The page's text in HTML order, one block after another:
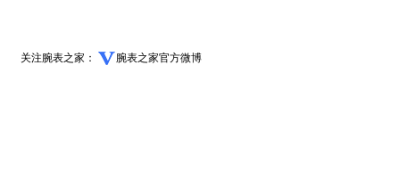
关注腕表之家： 腕表之家官方微博